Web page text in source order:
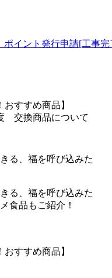
すすめ商品】
交換商品について
る、福を呼び込みた
る、福を呼び込みた
食品もご紹介！
すすめ商品】